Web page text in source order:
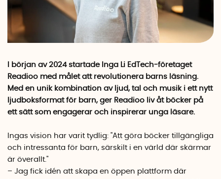
I början av 2024 startade Inga Li EdTech-företaget
Readioo med målet att revolutionera barns läsning.
Med en unik kombination av ljud, tal och musik i ett nytt
ljudboksformat för barn, ger Readioo liv åt böcker på
ett sätt som engagerar och inspirerar unga läsare.
Ingas vision har varit tydlig: "Att göra böcker tillgängliga
och intressanta för barn, särskilt i en värld där skärmar
är överallt."
– Jag fick idén att skapa en öppen plattform där